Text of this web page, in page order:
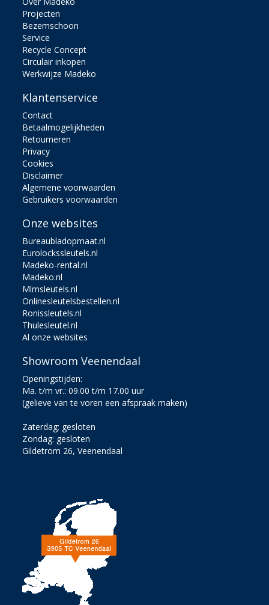
Projecten
Bezemschoon
Service
Recycle Concept
Circulair inkopen
Werkwijze Madeko
Klantenservice
Contact
Betaalmogelijkheden
Retourneren
Privacy
Cookies
Disclaimer
Algemene voorwaarden
Gebruikers voorwaarden
Onze websites
Bureaubladopmaat.nl
Eurolockssleutels.nl
Madeko-rental.nl
Madeko.nl
Mlmsleutels.nl
Onlinesleutelsbestellen.nl
Ronissleutels.nl
Thulesleutel.nl
Al onze websites
Showroom Veenendaal
Openingstijden:
Ma. t/m vr.: 09.00 t/m 17.00 uur
(gelieve van te voren een afspraak maken)
Zaterdag: gesloten
Zondag: gesloten
Gildetrom 26, Veenendaal